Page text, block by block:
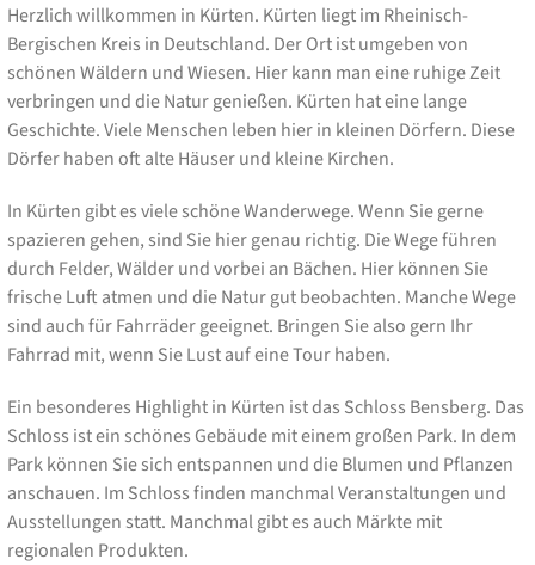
Herzlich willkommen in Kürten. Kürten liegt im Rheinisch-
Bergischen Kreis in Deutschland. Der Ort ist umgeben von
schönen Wäldern und Wiesen. Hier kann man eine ruhige Zeit
verbringen und die Natur genießen. Kürten hat eine lange
Geschichte. Viele Menschen leben hier in kleinen Dörfern. Diese
Dörfer haben oft alte Häuser und kleine Kirchen.
In Kürten gibt es viele schöne Wanderwege. Wenn Sie gerne
spazieren gehen, sind Sie hier genau richtig. Die Wege führen
durch Felder, Wälder und vorbei an Bächen. Hier können Sie
frische Luft atmen und die Natur gut beobachten. Manche Wege
sind auch für Fahrräder geeignet. Bringen Sie also gern Ihr
Fahrrad mit, wenn Sie Lust auf eine Tour haben.
Ein besonderes Highlight in Kürten ist das Schloss Bensberg. Das
Schloss ist ein schönes Gebäude mit einem großen Park. In dem
Park können Sie sich entspannen und die Blumen und Pflanzen
anschauen. Im Schloss finden manchmal Veranstaltungen und
Ausstellungen statt. Manchmal gibt es auch Märkte mit
regionalen Produkten.